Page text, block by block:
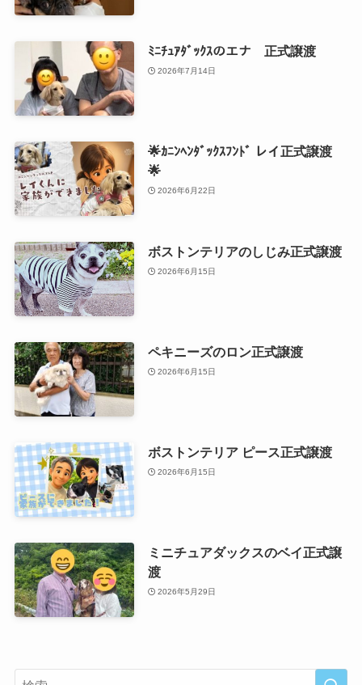
ﾐﾆﾁｭｱﾀﾞｯｸｽのエナ 正式譲渡
2026年7月14日
🌟ｶﾆﾝﾍﾝﾀﾞｯｸｽﾌﾝﾄﾞ レイ正式譲渡
🌟
2026年6月22日
ボストンテリアのしじみ正式譲渡
2026年6月15日
ペキニーズのロン正式譲渡
2026年6月15日
ボストンテリア ピース正式譲渡
2026年6月15日
ミニチュアダックスのベイ正式譲
渡
2026年5月29日